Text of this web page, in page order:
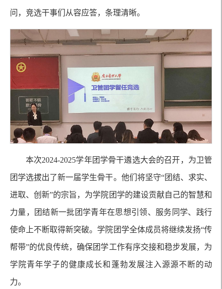
问，竞选干事们从容应答，条理清晰。
本次2024-2025学年团学骨干遴选大会的召开，为卫管
团学选拔出了新一届学生骨干。他们将坚守“团结、求实、
进取、创新”的宗旨，为学院团学的建设贡献自己的智慧和
力量，团结新一批团学青年在思想引领、服务同学、践行
使命上不断取得新突破。学院团学全体成员将继续发扬“传
帮带”的优良传统，确保团学工作有序交接和稳步发展，为
学院青年学子的健康成长和蓬勃发展注入源源不断的动
力。